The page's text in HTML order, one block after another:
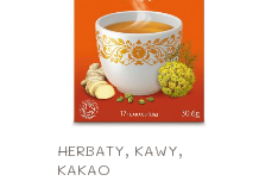
HERBATY, KAWY,
KAKAO